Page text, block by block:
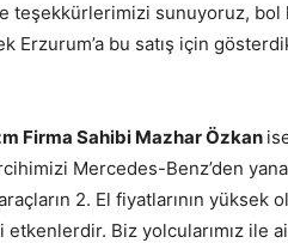
teşekkürlerimizi sunuyoruz, bol
Erzurum’a bu satış için
Firma Sahibi Mazhar Özkan
Mercedes-Benz’den
araçların 2. El fiyatlarının
etkenlerdir. Biz yolcularımız ile